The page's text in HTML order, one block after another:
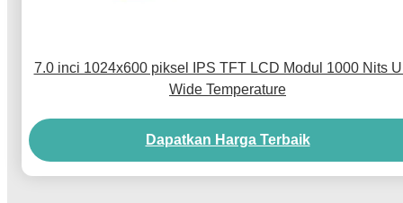
7.0 inci 1024x600 piksel IPS TFT LCD Modul 1000 Nits
Wide Temperature
Dapatkan Harga Terbaik